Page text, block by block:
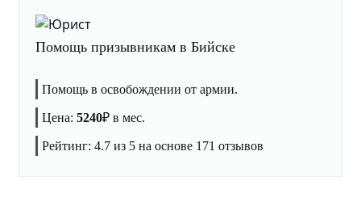
Помощь призывникам в Бийске
Помощь в освобождении от армии.
Цена: 5240₽ в мес.
Рейтинг: 4.7 из 5 на основе 171 отзывов